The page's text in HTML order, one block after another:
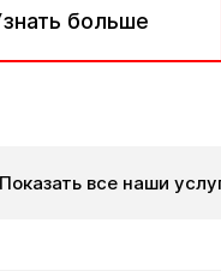
больше
Показать все наши